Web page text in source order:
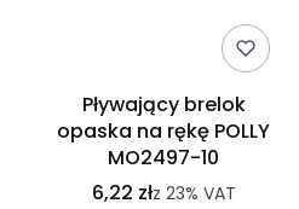
Pływający brelok
opaska na rękę POLLY
MO2497-10
6,22 złz 23% VAT